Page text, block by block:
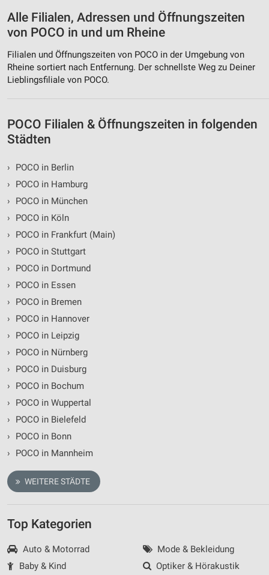
Alle Filialen, Adressen und Öffnungszeiten
von POCO in und um Rheine
Filialen und Öffnungszeiten von POCO in der Umgebung von
Rheine sortiert nach Entfernung. Der schnellste Weg zu Deiner
Lieblingsfiliale von POCO.
POCO Filialen & Öffnungszeiten in folgenden
Städten
›
POCO in Berlin
›
POCO in Hamburg
›
POCO in München
›
POCO in Köln
›
POCO in Frankfurt (Main)
›
POCO in Stuttgart
›
POCO in Dortmund
›
POCO in Essen
›
POCO in Bremen
›
POCO in Hannover
›
POCO in Leipzig
›
POCO in Nürnberg
›
POCO in Duisburg
›
POCO in Bochum
›
POCO in Wuppertal
›
POCO in Bielefeld
›
POCO in Bonn
›
POCO in Mannheim
WEITERE STÄDTE
Top Kategorien
Auto & Motorrad
Baby & Kind
Mode & Bekleidung
Optiker & Hörakustik